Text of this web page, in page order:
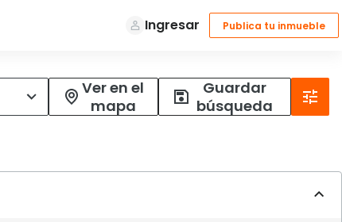
Ver en el
mapa
Guardar
búsqueda